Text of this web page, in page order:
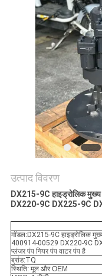
समाचार
मामलों
बोली
का
अनुरोध
साइटमैप
उत्पाद विवरण
DX215-9C हाइड्रोलिक
DX220-9C DX225-9C
मॉडल:DX215-9C हाइड्रोलिक
400914-00529 DX220-9C
प्लंजर पंप गियर पंप वाटर पंप है
ब्रांड:TQ
स्थिति: मूल और OEM